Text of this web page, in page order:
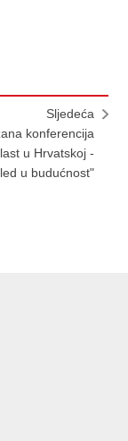
Sljedeća
konferencija
u Hrvatskoj -
u budućnost"